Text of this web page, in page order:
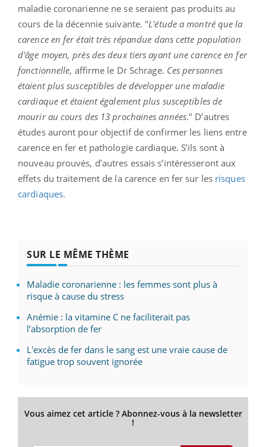
maladie coronarienne ne se seraient pas produits au
cours de la décennie suivante. "L'étude a montré que la
carence en fer était très répandue dans cette population
d'âge moyen, près des deux tiers ayant une carence en fer
fonctionnelle, affirme le Dr Schrage. Ces personnes
étaient plus susceptibles de développer une maladie
cardiaque et étaient également plus susceptibles de
mourir au cours des 13 prochaines années." D’autres
études auront pour objectif de confirmer les liens entre
carence en fer et pathologie cardiaque. S’ils sont à
nouveau prouvés, d’autres essais s’intéresseront aux
effets du traitement de la carence en fer sur les risques
cardiaques.
SUR LE MÊME THÈME
Maladie coronarienne : les femmes sont plus à
risque à cause du stress
Anémie : la vitamine C ne faciliterait pas
l’absorption de fer
L'excès de fer dans le sang est une vraie cause de
fatigue trop souvent ignorée
Vous aimez cet article ? Abonnez-vous à la newsletter
!